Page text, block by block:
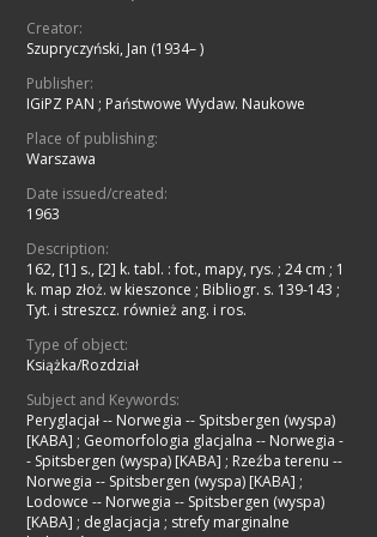
Creator:
Szupryczyński, Jan (1934– )
Publisher:
IGiPZ PAN ; Państwowe Wydaw. Naukowe
Place of publishing:
Warszawa
Date issued/created:
1963
Description:
162, [1] s., [2] k. tabl. : fot., mapy, rys. ; 24 cm ; 1
k. map złoż. w kieszonce ; Bibliogr. s. 139-143 ;
Tyt. i streszcz. również ang. i ros.
Type of object:
Książka/Rozdział
Subject and Keywords:
Peryglacjał -- Norwegia -- Spitsbergen (wyspa)
[KABA] ; Geomorfologia glacjalna -- Norwegia -
- Spitsbergen (wyspa) [KABA] ; Rzeźba terenu --
Norwegia -- Spitsbergen (wyspa) [KABA] ;
Lodowce -- Norwegia -- Spitsbergen (wyspa)
[KABA] ; deglacjacja ; strefy marginalne